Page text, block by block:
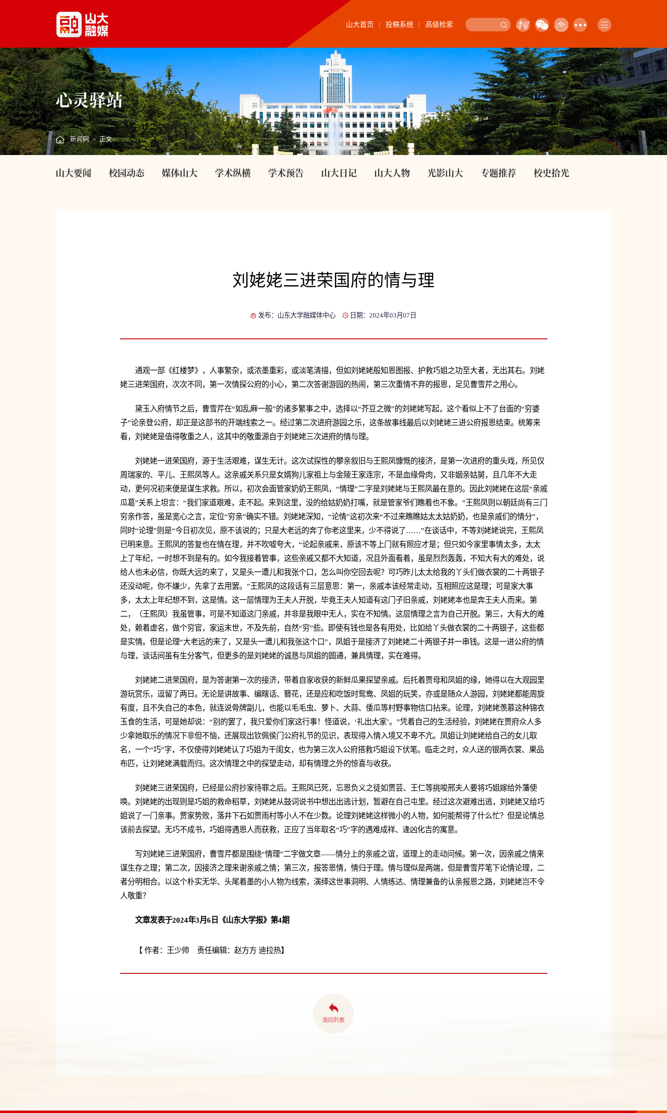
山大首页 投稿系统 高级检索
心灵驿站
新闻网 > 正文
山大要闻 校园动态 媒体山大 学术纵横 学术预告 山大日记 山大人物 光影山大 专题推荐 校史拾光
刘姥姥三进荣国府的情与理
发布：山东大学融媒体中心 日期：2024年03月07日
通观一部《红楼梦》，人事繁杂，或浓墨重彩，或淡笔清描，但如刘姥姥般知恩图报、护救巧姐之功至大者，无出其右。刘姥
姥三进荣国府，次次不同，第一次情探公府的小心，第二次答谢游园的热闹，第三次重情不弃的报恩，足见曹雪芹之用心。
黛玉入府情节之后，曹雪芹在“如乱麻一般”的诸多繁事之中，选择以“芥豆之微”的刘姥姥写起，这个看似上不了台面的“穷婆
子”论亲登公府，却正是这部书的开端线索之一。经过第二次进府游园之乐，这条故事线最后以刘姥姥三进公府报恩结束。统筹来
看，刘姥姥是值得敬重之人，这其中的敬重源自于刘姥姥三次进府的情与理。
刘姥姥一进荣国府，源于生活艰难，谋生无计。这次试探性的攀亲叙旧与王熙凤慷慨的接济，是第一次进府的重头戏，所见仅
周瑞家的、平儿、王熙凤等人。这亲戚关系只是女婿狗儿家祖上与金陵王家连宗，不是血缘骨肉，又非姻亲姑舅，且几年不大走
动，更何况初来便是谋生求救。所以，初次会面管家奶奶王熙凤，“情理”二字是刘姥姥与王熙凤最在意的。因此刘姥姥在这层“亲戚
瓜葛”关系上坦言：“我们家道艰难，走不起。来到这里，没的给姑奶奶打嘴，就是管家爷们瞧着也不象。”王熙凤则以朝廷尚有三门
穷亲作答，虽是宽心之言，定位“穷亲”确实不错。刘姥姥深知，“论情”这初次来“不过来瞧瞧姑太太姑奶奶，也是亲戚们的情分”，
同时“论理”则是“今日初次见，原不该说的；只是大老远的奔了你老这里来，少不得说了……”在谈话中，不等刘姥姥说完，王熙凤
已明来意。王熙凤的答复也在情在理，并不吹嘘夸大，“论起亲戚来，原该不等上门就有照应才是；但只如今家里事情太多，太太
上了年纪，一时想不到是有的。如今我接着管事，这些亲戚又都不大知道，况且外面看着，虽是烈烈轰轰，不知大有大的难处，说
给人也未必信，你既大远的来了，又是头一遭儿和我张个口，怎么叫你空回去呢？可巧昨儿太太给我的丫头们做衣裳的二十两银子
还没动呢，你不嫌少，先拿了去用罢。”王熙凤的这段话有三层意思：第一，亲戚本该经常走动，互相照应这是理；可是家大事
多，太太上年纪想不到，这是情。这一层情理为王夫人开脱，毕竟王夫人知道有这门子旧亲戚，刘姥姥本也是奔王夫人而来。第
二，（王熙凤）我虽管事，可是不知道这门亲戚，并非是我眼中无人，实在不知情。这层情理之言为自己开脱。第三，大有大的难
处，赖着虚名，做个穷官，家运末世，不及先前，自然“穷”些。即使有钱也是各有用处，比如给丫头做衣裳的二十两银子，这些都
是实情。但是论理“大老远的来了，又是头一遭儿和我张这个口”，凤姐于是接济了刘姥姥二十两银子并一串钱。这是一进公府的情
与理，谈话间虽有生分客气，但更多的是刘姥姥的诚恳与凤姐的圆通，兼具情理，实在难得。
刘姥姥二进荣国府，是为答谢第一次的接济，带着自家收获的新鲜瓜果探望亲戚。后托着贾母和凤姐的缘，她得以在大观园里
游玩赏乐，逗留了两日。无论是讲故事、编瞎话、簪花，还是应和吃饭时鸳鸯、凤姐的玩笑，亦或是随众人游园，刘姥姥都能周旋
有度，且不失自己的本色，就连说骨牌副儿，也能以毛毛虫、萝卜、大蒜、倭瓜等村野事物信口拈来。论理，刘姥姥羡慕这种锦衣
玉食的生活，可是她却说：“别的罢了，我只爱你们家这行事！怪道说，‘礼出大家’。”凭着自己的生活经验，刘姥姥在贾府众人多
少拿她取乐的情况下非但不恼，还展现出钦佩侯门公府礼节的见识，表现得入情入境又不卑不亢。凤姐让刘姥姥给自己的女儿取
名，一个“巧”字，不仅使得刘姥姥认了巧姐为干闺女，也为第三次入公府搭救巧姐设下伏笔。临走之时，众人送的银两衣裳、果品
布匹，让刘姥姥满载而归。这次情理之中的探望走动，却有情理之外的惊喜与收获。
刘姥姥三进荣国府，已经是公府抄家待罪之后。王熙凤已死，忘恩负义之徒如贾芸、王仁等挑唆邢夫人要将巧姐嫁给外藩使
唤。刘姥姥的出现则是巧姐的救命稻草，刘姥姥从鼓词说书中想出出逃计划，暂避在自己屯里。经过这次避难出逃，刘姥姥又给巧
姐说了一门亲事。贾家势败，落井下石如贾雨村等小人不在少数。论理刘姥姥这样微小的人物，如何能帮得了什么忙？但是论情总
该前去探望。无巧不成书，巧姐得遇恩人而获救，正应了当年取名“巧”字的遇难成祥、逢凶化吉的寓意。
写刘姥姥三进荣国府，曹雪芹都是围绕“情理”二字做文章——情分上的亲戚之谊，道理上的走动问候。第一次，因亲戚之情来
谋生存之理；第二次，因接济之理来谢亲戚之情；第三次，报答恩情，情归于理。情与理似是两端，但是曹雪芹笔下论情论理，二
者分明相合。以这个朴实无华、头尾着墨的小人物为线索，演绎这世事洞明、人情练达、情理兼备的认亲报恩之路，刘姥姥岂不令
人敬重？
文章发表于2024年3月6日《山东大学报》第4期
【 作者：王少帅 责任编辑：赵方方 迪拉热】